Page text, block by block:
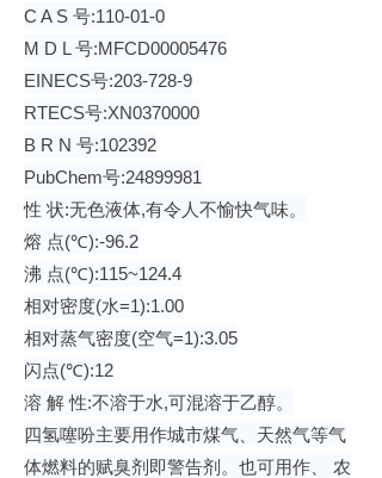
C A S 号:110-01-0
M D L 号:MFCD00005476
EINECS号:203-728-9
RTECS号:XN0370000
B R N 号:102392
PubChem号:24899981
性 状:无色液体,有令人不愉快气味。
熔 点(℃):-96.2
沸 点(℃):115~124.4
相对密度(水=1):1.00
相对蒸气密度(空气=1):3.05
闪点(℃):12
溶 解 性:不溶于水,可混溶于乙醇。
四氢噻吩主要用作城市煤气、天然气等气
体燃料的赋臭剂即警告剂。也可用作、
农